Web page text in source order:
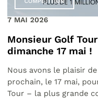
7 MAI 2026
Monsieur Golf
dimanche 17 mai !
Nous avons le plaisir
prochain, le 17 mai,
Tour – la plus grande